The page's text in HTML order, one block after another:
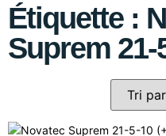
Étiquette :
Suprem 21-